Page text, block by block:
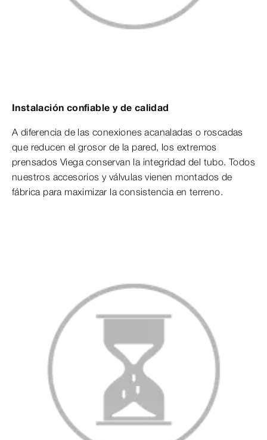
Instalación confiable y de calidad
A diferencia de las conexiones acanaladas o roscadas
que reducen el grosor de la pared, los extremos
prensados Viega conservan la integridad del tubo. Todos
nuestros accesorios y válvulas vienen montados de
fábrica para maximizar la consistencia en terreno.